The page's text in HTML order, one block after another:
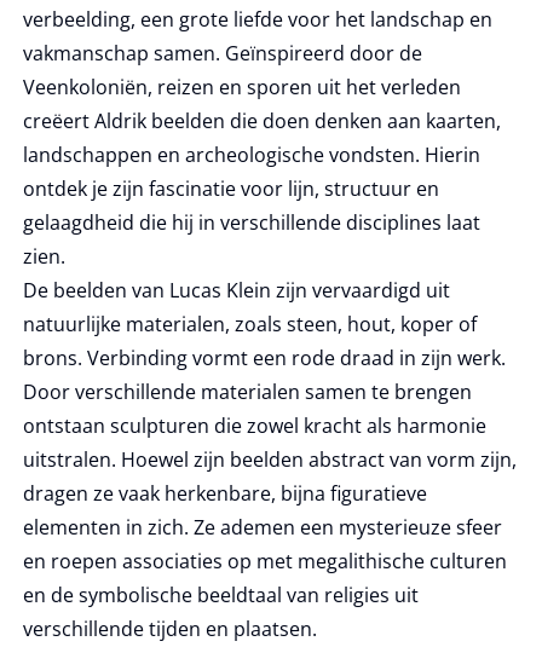
verbeelding, een grote liefde voor het landschap en
vakmanschap samen. Geïnspireerd door de
Veenkoloniën, reizen en sporen uit het verleden
creëert Aldrik beelden die doen denken aan kaarten,
landschappen en archeologische vondsten. Hierin
ontdek je zijn fascinatie voor lijn, structuur en
gelaagdheid die hij in verschillende disciplines laat
zien.
De beelden van Lucas Klein zijn vervaardigd uit
natuurlijke materialen, zoals steen, hout, koper of
brons. Verbinding vormt een rode draad in zijn werk.
Door verschillende materialen samen te brengen
ontstaan sculpturen die zowel kracht als harmonie
uitstralen. Hoewel zijn beelden abstract van vorm zijn,
dragen ze vaak herkenbare, bijna figuratieve
elementen in zich. Ze ademen een mysterieuze sfeer
en roepen associaties op met megalithische culturen
en de symbolische beeldtaal van religies uit
verschillende tijden en plaatsen.